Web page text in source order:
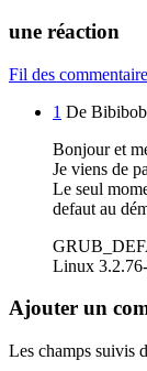
une réaction
Fil des
1 De
Bonjour et
Je viens de
Le seul
defaut au
Linux
Ajouter un
Les champs suivis